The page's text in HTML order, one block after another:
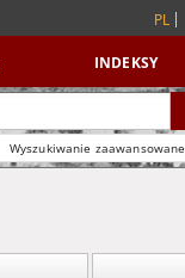
PL
INDEKSY
Wyszukiwanie zaawansowane